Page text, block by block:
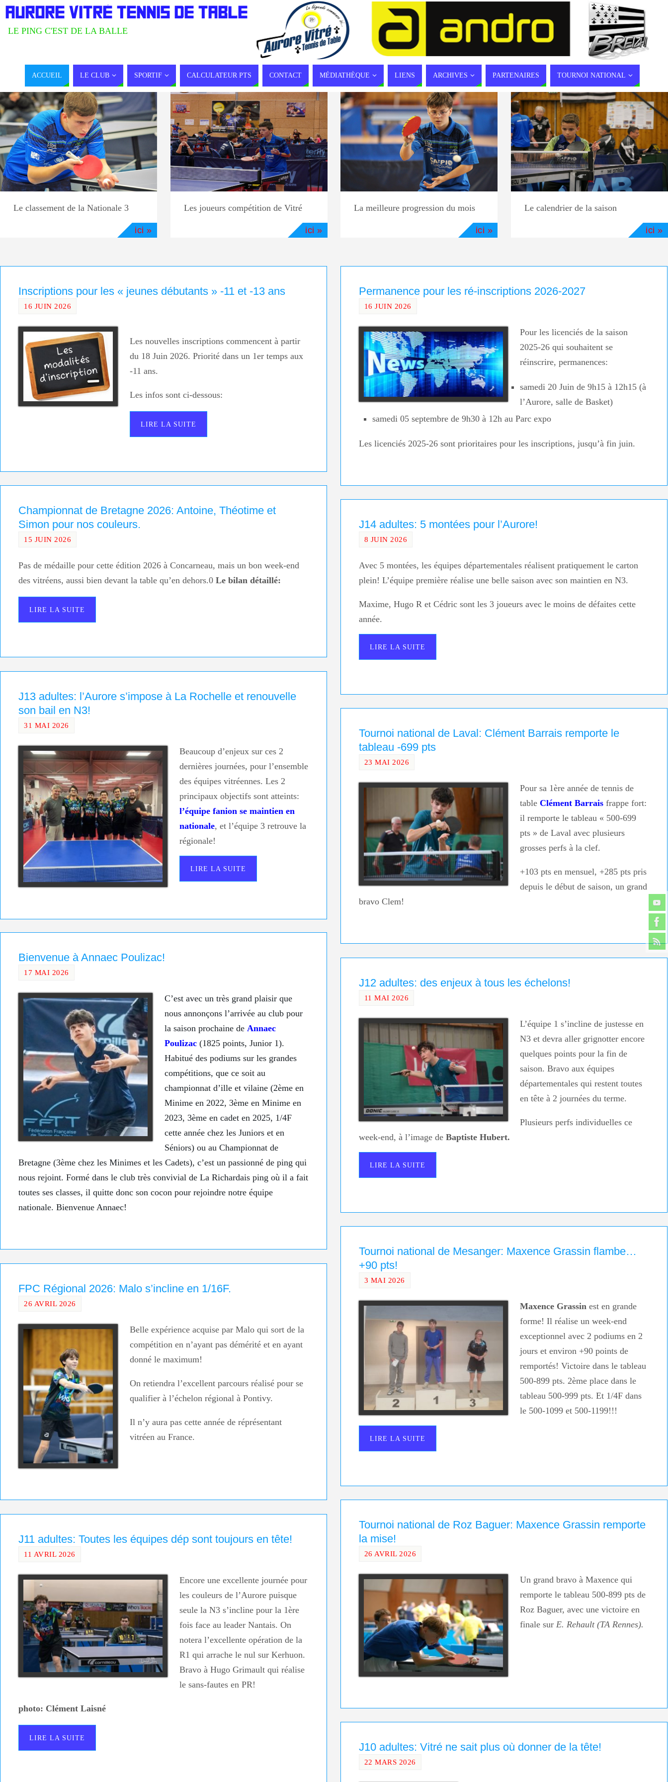
AURORE VITRÉ TENNIS DE TABLE
LE PING C'EST DE LA BALLE
ACCUEIL LE CLUB SPORTIF CALCULATEUR PTS CONTACT MÉDIATHÈQUE LIENS ARCHIVES PARTENAIRES TOURNOI NATIONAL
Le classement de la Nationale 3
ici »
JOUEURS
Les joueurs compétition de Vitré
ici »
JOUEUR DU MOIS
La meilleure progression du mois
ici »
CALENDRIER
Le calendrier de la saison
ici »
Inscriptions pour les « jeunes débutants » -11 et -13 ans
16 JUIN 2026
Les nouvelles inscriptions commencent à partir
du 18 Juin 2026. Priorité dans un 1er temps aux
-11 ans.
Les infos sont ci-dessous:
LIRE LA SUITE
Permanence pour les ré-inscriptions 2026-2027
16 JUIN 2026
Pour les licenciés de la saison
2025-26 qui souhaitent se
réinscrire, permanences:
samedi 20 Juin de 9h15 à 12h15 (à
l’Aurore, salle de Basket)
samedi 05 septembre de 9h30 à 12h au Parc expo
Les licenciés 2025-26 sont prioritaires pour les inscriptions, jusqu’à fin juin.
Championnat de Bretagne 2026: Antoine, Théotime et
Simon pour nos couleurs.
15 JUIN 2026
Pas de médaille pour cette édition 2026 à Concarneau, mais un bon week-end
des vitréens, aussi bien devant la table qu’en dehors.0 Le bilan détaillé:
LIRE LA SUITE
J14 adultes: 5 montées pour l’Aurore!
8 JUIN 2026
Avec 5 montées, les équipes départementales réalisent pratiquement le carton
plein! L’équipe première réalise une belle saison avec son maintien en N3.
Maxime, Hugo R et Cédric sont les 3 joueurs avec le moins de défaites cette
année.
LIRE LA SUITE
J13 adultes: l’Aurore s’impose à La Rochelle et renouvelle
son bail en N3!
31 MAI 2026
Beaucoup d’enjeux sur ces 2
dernières journées, pour l’ensemble
des équipes vitréennes. Les 2
principaux objectifs sont atteints:
l’équipe fanion se maintien en
nationale, et l’équipe 3 retrouve la
régionale!
LIRE LA SUITE
Tournoi national de Laval: Clément Barrais remporte le
tableau -699 pts
23 MAI 2026
Pour sa 1ère année de tennis de
table Clément Barraisfrappe fort:
il remporte le tableau « 500-699
pts » de Laval avec plusieurs
grosses perfs à la clef.
+103 pts en mensuel, +285 pts pris
depuis le début de saison, un grand
bravo Clem!
Bienvenue à Annaec Poulizac!
17 MAI 2026
C’est avec un très grand plaisir que
nous annonçons l’arrivée au club pour
la saison prochaine de Annaec
Poulizac (1825 points, Junior 1).
Habitué des podiums sur les grandes
compétitions, que ce soit au
championnat d’ille et vilaine (2ème en
Minime en 2022, 3ème en Minime en
2023, 3ème en cadet en 2025, 1/4F
cette année chez les Juniors et en
Séniors) ou au Championnat de
Bretagne (3ème chez les Minimes et les Cadets), c’est un passionné de ping qui
nous rejoint. Formé dans le club très convivial de La Richardais ping où il a fait
toutes ses classes, il quitte donc son cocon pour rejoindre notre équipe
nationale. Bienvenue Annaec!
J12 adultes: des enjeux à tous les échelons!
11 MAI 2026
L’équipe 1 s’incline de justesse en
N3 et devra aller grignotter encore
quelques points pour la fin de
saison. Bravo aux équipes
départementales qui restent toutes
en tête à 2 journées du terme.
Plusieurs perfs individuelles ce
week-end, à l’image de Baptiste Hubert.
LIRE LA SUITE
Tournoi national de Mesanger: Maxence Grassin flambe…
+90 pts!
3 MAI 2026
Maxence Grassinest en grande
forme! Il réalise un week-end
exceptionnel avec 2 podiums en 2
jours et environ +90 points de
remportés! Victoire dans le tableau
500-899 pts. 2ème place dans le
tableau 500-999 pts. Et 1/4F dans
le 500-1099 et 500-1199!!!
LIRE LA SUITE
FPC Régional 2026: Malo s’incline en 1/16F.
26 AVRIL 2026
Belle expérience acquise par Malo qui sort de la
compétition en n’ayant pas démérité et en ayant
donné le maximum!
On retiendra l’excellent parcours réalisé pour se
qualifier à l’échelon régional à Pontivy.
Il n’y aura pas cette année de réprésentant
vitréen au France.
Tournoi national de Roz Baguer: Maxence Grassin remporte
la mise!
26 AVRIL 2026
Un grand bravo à Maxence qui
remporte le tableau 500-899 pts de
Roz Baguer, avec une victoire en
finale sur E. Rehault (TA Rennes).
J11 adultes: Toutes les équipes dép sont toujours en tête!
11 AVRIL 2026
Encore une excellente journée pour
les couleurs de l’Aurore puisque
seule la N3 s’incline pour la 1ère
fois face au leader Nantais. On
notera l’excellente opération de la
R1 qui arrache le nul sur Kerhuon.
Bravo à Hugo Grimault qui réalise
le sans-fautes en PR!
photo: Clément Laisné
LIRE LA SUITE
J10 adultes: Vitré ne sait plus où donner de la tête!
22 MARS 2026